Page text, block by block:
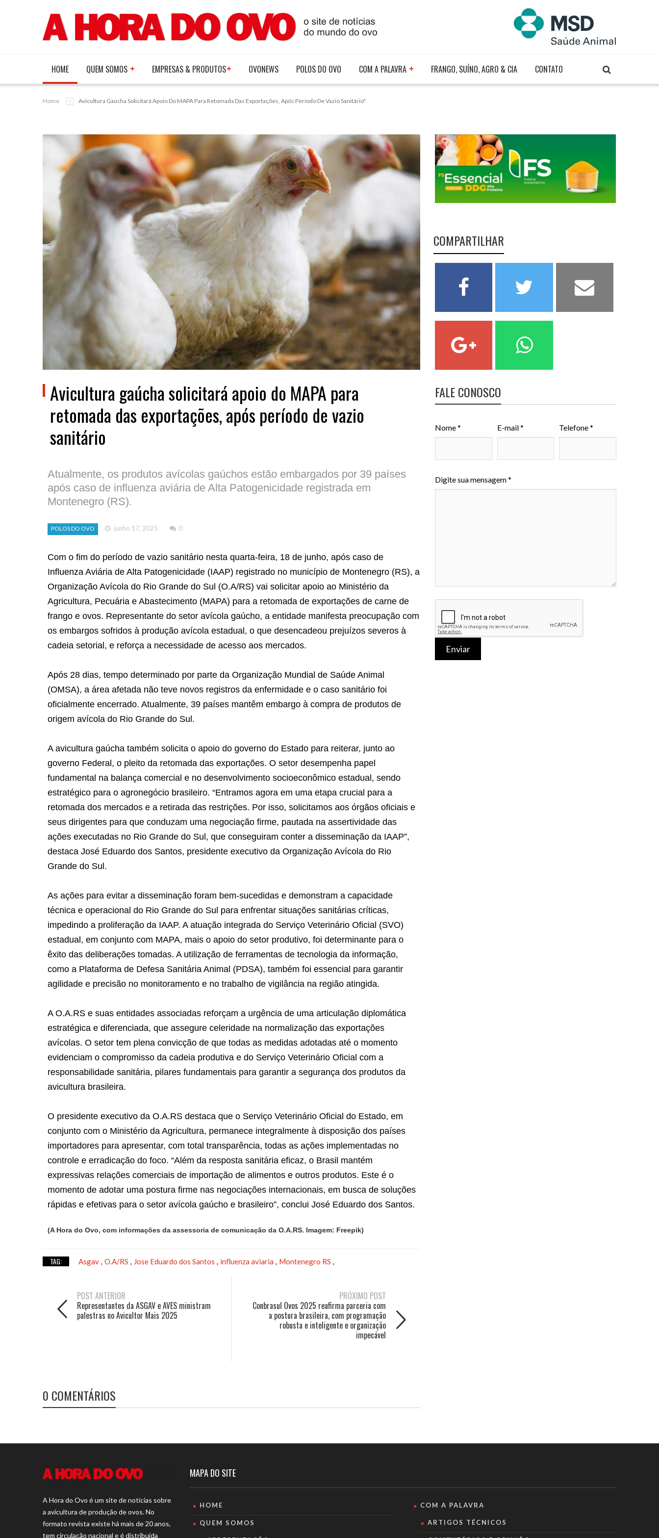
HOME QUEM SOMOS EMPRESAS & PRODUTOS OVONEWS POLOS DO OVO COM A PALAVRA FRANGO, SUÍNO, AGRO & CIA CONTATO
Home Avicultura Gaúcha Solicitará Apoio Do MAPA Para Retomada Das Exportações, Após Período De Vazio Sanitário"
Avicultura gaúcha solicitará apoio do MAPA para
retomada das exportações, após período de vazio
sanitário
Atualmente, os produtos avícolas gaúchos estão embargados por 39 países
após caso de influenza aviária de Alta Patogenicidade registrada em
Montenegro (RS).
POLOS DO OVO junho 17, 2025 0
Com o fim do período de vazio sanitário nesta quarta-feira, 18 de junho, após caso de
Influenza Aviária de Alta Patogenicidade (IAAP) registrado no município de Montenegro (RS), a
Organização Avícola do Rio Grande do Sul (O.A/RS) vai solicitar apoio ao Ministério da
Agricultura, Pecuária e Abastecimento (MAPA) para a retomada de exportações de carne de
frango e ovos. Representante do setor avícola gaúcho, a entidade manifesta preocupação com
os embargos sofridos à produção avícola estadual, o que desencadeou prejuízos severos à
cadeia setorial, e reforça a necessidade de acesso aos mercados.
Após 28 dias, tempo determinado por parte da Organização Mundial de Saúde Animal
(OMSA), a área afetada não teve novos registros da enfermidade e o caso sanitário foi
oficialmente encerrado. Atualmente, 39 países mantêm embargo à compra de produtos de
origem avícola do Rio Grande do Sul.
A avicultura gaúcha também solicita o apoio do governo do Estado para reiterar, junto ao
governo Federal, o pleito da retomada das exportações. O setor desempenha papel
fundamental na balança comercial e no desenvolvimento socioeconômico estadual, sendo
estratégico para o agronegócio brasileiro. “Entramos agora em uma etapa crucial para a
retomada dos mercados e a retirada das restrições. Por isso, solicitamos aos órgãos oficiais e
seus dirigentes para que conduzam uma negociação firme, pautada na assertividade das
ações executadas no Rio Grande do Sul, que conseguiram conter a disseminação da IAAP”,
destaca José Eduardo dos Santos, presidente executivo da Organização Avícola do Rio
Grande do Sul.
As ações para evitar a disseminação foram bem-sucedidas e demonstram a capacidade
técnica e operacional do Rio Grande do Sul para enfrentar situações sanitárias críticas,
impedindo a proliferação da IAAP. A atuação integrada do Serviço Veterinário Oficial (SVO)
estadual, em conjunto com MAPA, mais o apoio do setor produtivo, foi determinante para o
êxito das deliberações tomadas. A utilização de ferramentas de tecnologia da informação,
como a Plataforma de Defesa Sanitária Animal (PDSA), também foi essencial para garantir
agilidade e precisão no monitoramento e no trabalho de vigilância na região atingida.
A O.A.RS e suas entidades associadas reforçam a urgência de uma articulação diplomática
estratégica e diferenciada, que assegure celeridade na normalização das exportações
avícolas. O setor tem plena convicção de que todas as medidas adotadas até o momento
evidenciam o compromisso da cadeia produtiva e do Serviço Veterinário Oficial com a
responsabilidade sanitária, pilares fundamentais para garantir a segurança dos produtos da
avicultura brasileira.
O presidente executivo da O.A.RS destaca que o Serviço Veterinário Oficial do Estado, em
conjunto com o Ministério da Agricultura, permanece integralmente à disposição dos países
importadores para apresentar, com total transparência, todas as ações implementadas no
controle e erradicação do foco. “Além da resposta sanitária eficaz, o Brasil mantém
expressivas relações comerciais de importação de alimentos e outros produtos. Este é o
momento de adotar uma postura firme nas negociações internacionais, em busca de soluções
rápidas e efetivas para o setor avícola gaúcho e brasileiro”, conclui José Eduardo dos Santos.
(A Hora do Ovo, com informações da assessoria de comunicação da O.A.RS. Imagem: Freepik)
TAG: Asgav , O.A/RS , Jose Eduardo dos Santos , influenza aviaria , Montenegro RS ,
POST ANTERIOR
Representantes da ASGAV e AVES ministram
palestras no Avicultor Mais 2025
PRÓXIMO POST
Conbrasul Ovos 2025 reafirma parceria com
a postura brasileira, com programação
robusta e inteligente e organização
impecável
0 COMENTÁRIOS
COMPARTILHAR
FALE CONOSCO
Nome * E-mail * Telefone *
Digite sua mensagem *
Enviar
A Hora do Ovo é um site de notícias sobre
a avicultura de produção de ovos. No
formato revista existe há mais de 20 anos,
tem circulação nacional e é distribuída
MAPA DO SITE
HOME
QUEM SOMOS
COM A PALAVRA
ARTIGOS TÉCNICOS